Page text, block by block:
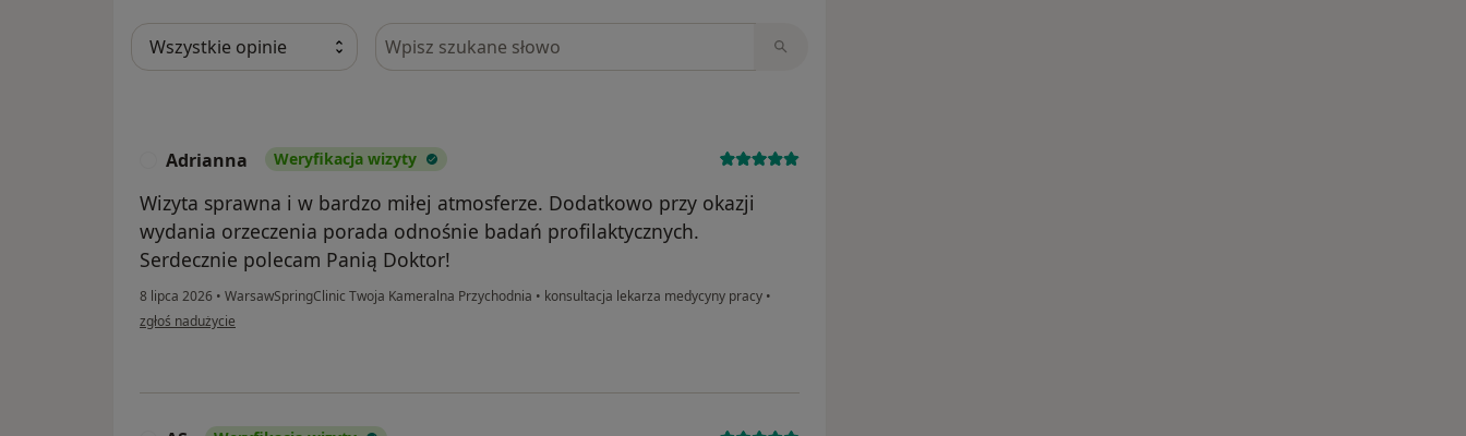
Szukaj w opiniach
Adrianna Weryfikacja wizyty
Wizyta sprawna i w bardzo miłej atmosferze. Dodatkowo przy okazji
wydania orzeczenia porada odnośnie badań profilaktycznych.
Serdecznie polecam Panią Doktor!
8 lipca 2026 • WarsawSpringClinic Twoja Kameralna Przychodnia • konsultacja lekarza medycyny pracy •
w opinii użytkownika Adrianna
zgłoś nadużycie